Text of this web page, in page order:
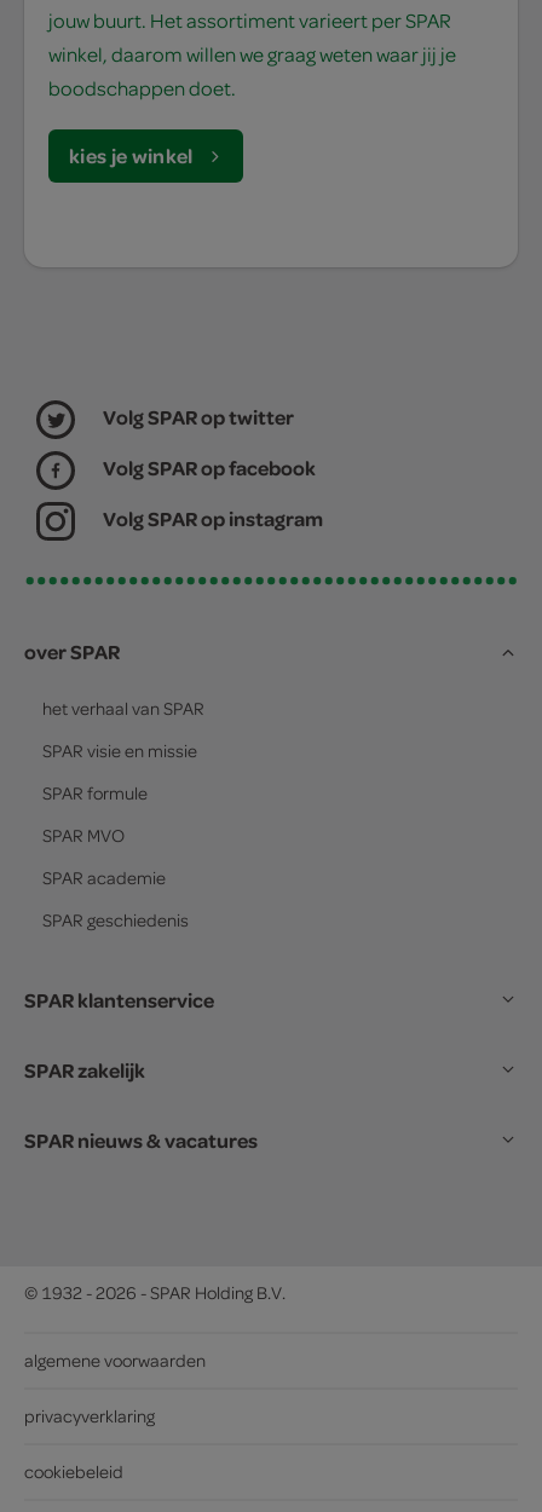
jouw buurt. Het assortiment varieert per SPAR
winkel, daarom willen we graag weten waar jij je
boodschappen doet.
kies je winkel
Volg SPAR op twitter
Volg SPAR op facebook
Volg SPAR op instagram
over SPAR
het verhaal van SPAR
SPAR visie en missie
SPAR formule
SPAR MVO
SPAR academie
SPAR geschiedenis
SPAR klantenservice
SPAR zakelijk
SPAR nieuws & vacatures
© 1932 - 2026 - SPAR Holding B.V.
algemene voorwaarden
privacyverklaring
cookiebeleid